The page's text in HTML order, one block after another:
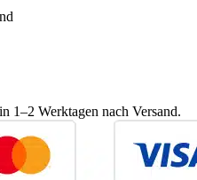
1–2 Werktagen nach Versand.